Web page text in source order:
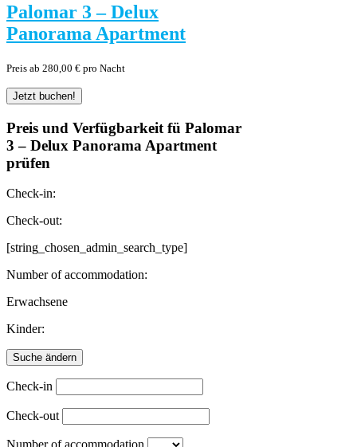
Palomar 3 – Delux
Panorama Apartment
Preis ab 280,00 € pro Nacht
Preis und Verfügbarkeit fü Palomar
3 – Delux Panorama Apartment
prüfen
Check-in:
Check-out:
[string_chosen_admin_search_type]
Number of accommodation:
Erwachsene
Kinder:
Check-in
Check-out